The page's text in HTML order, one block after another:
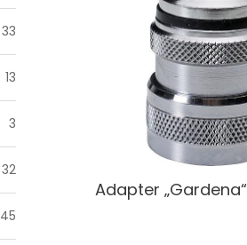
33
13
3
32
45
Adapter „Gardena“